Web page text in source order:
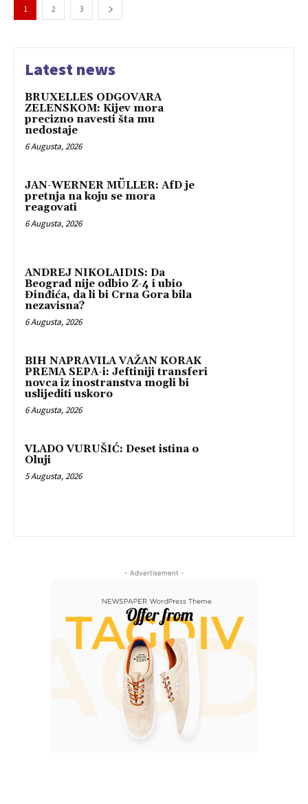
1 2 3
Latest news
BRUXELLES ODGOVARA
ZELENSKOM: Kijev mora
precizno navesti šta mu
nedostaje
6 Augusta, 2026
JAN-WERNER MÜLLER: AfD je
pretnja na koju se mora
reagovati
6 Augusta, 2026
ANDREJ NIKOLAIDIS: Da
Beograd nije odbio Z-4 i ubio
Đinđića, da li bi Crna Gora bila
nezavisna?
6 Augusta, 2026
BIH NAPRAVILA VAŽAN KORAK
PREMA SEPA-i: Jeftiniji transferi
novca iz inostranstva mogli bi
uslijediti uskoro
6 Augusta, 2026
VLADO VURUŠIĆ: Deset istina o
Oluji
5 Augusta, 2026
- Advertisement -